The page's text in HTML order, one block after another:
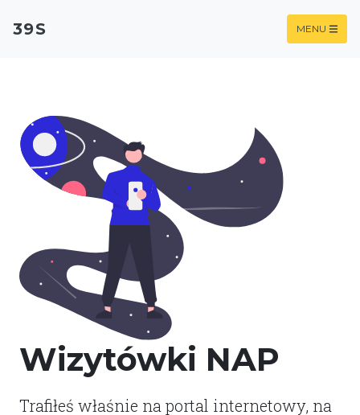
Wizytówki NAP
Trafiłeś właśnie na portal internetowy, na
39S MENU